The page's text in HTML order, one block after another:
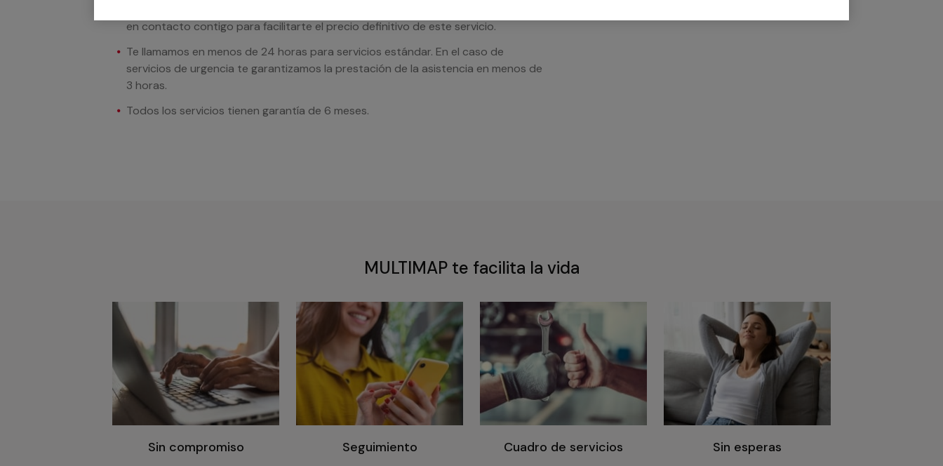
en contacto contigo para facilitarte el precio definitivo de este servicio.
Te llamamos en menos de 24 horas para servicios estándar. En el caso de
servicios de urgencia te garantizamos la prestación de la asistencia en menos de
3 horas.
Todos los servicios tienen garantía de 6 meses.
MULTIMAP te facilita la vida
Sin compromiso Seguimiento Cuadro de servicios Sin esperas